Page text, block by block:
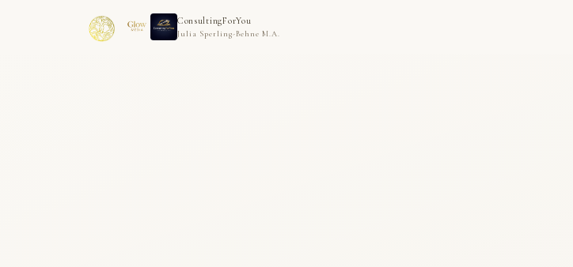
ConsultingForYou
Julia Sperling-Behne M.A.